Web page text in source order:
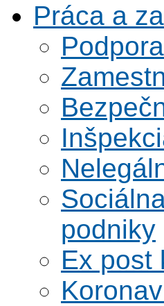
Práca a
podniky
Ex post